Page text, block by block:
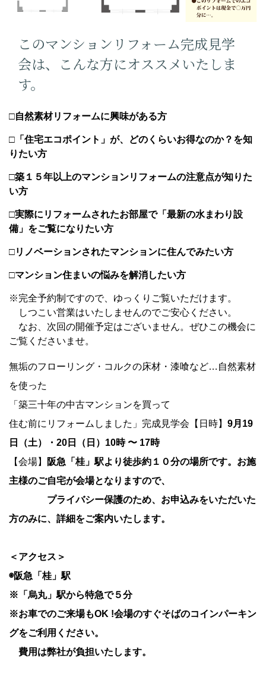
このマンションリフォーム完成見学
会は、
こんな方にオススメいたしま
す。
□自然素材リフォームに興味がある方
□「住宅エコポイント」が、どのくらいお得なのか？ を知
りたい方
□築１５年以上のマンションリフォームの注意点が知りた
い方
□実際にリフォームされたお部屋で「最新の水まわり設
備」をご覧になりたい方
□リノベーションされたマンションに住んでみたい方
□マンション住まいの悩みを解消したい方
※完全予約制ですので、ゆっくりご覧いただけます。
しつこい営業はいたしませんのでご安心ください。
なお、次回の開催予定はございません。ぜひこの機会に
ご覧くださいませ。
無垢のフローリング・コルクの床材・漆喰など…自然素材
を使った
「築三十年の中古マンションを買って
住む前にリフォームしました」 完成見学会 【日時】 9月 19
日（土）・ 20 日（日） 10時 〜 17時
【会場】
阪急「桂」駅より徒歩約１０分の場所です。お施
主様のご自宅が会場となりますので、
プライバシー保護のため、お申込みをいただいた
方のみに、詳細をご案内いたします。
＜アクセス＞
◉阪急「桂」駅
※「烏丸」駅から特急で５分
※お車でのご来場もOK !会場のすぐそばのコインパーキン
グをご利用ください。
費用は弊社が負担いたします。